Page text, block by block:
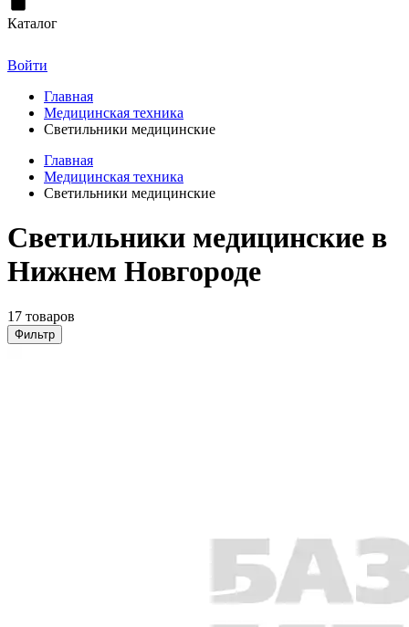
Каталог
Войти
Главная
Медицинская техника
Светильники медицинские
Главная
Медицинская техника
Светильники медицинские
Светильники медицинские в
Нижнем Новгороде
17 товаров
Фильтр